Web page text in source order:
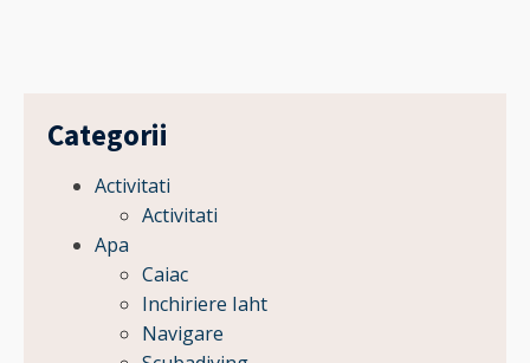
Categorii
Activitati
Activitati
Apa
Caiac
Inchiriere Iaht
Navigare